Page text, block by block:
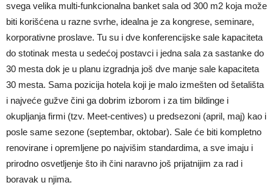
svega velika multi-funkcionalna banket sala od 300 m2 koja može
biti korišćena u razne svrhe, idealna je za kongrese, seminare,
korporativne proslave. Tu su i dve konferencijske sale kapaciteta
do stotinak mesta u sedećoj postavci i jedna sala za sastanke do
30 mesta dok je u planu izgradnja još dve manje sale kapaciteta
30 mesta. Sama pozicija hotela koji je malo izmešten od šetališta
i najveće gužve čini ga dobrim izborom i za tim bildinge i
okupljanja firmi (tzv. Meet-centives) u predsezoni (april, maj) kao i
posle same sezone (septembar, oktobar). Sale će biti kompletno
renovirane i opremljene po najvišim standardima, a sve imaju i
prirodno osvetljenje što ih čini naravno još prijatnijim za rad i
boravak u njima.